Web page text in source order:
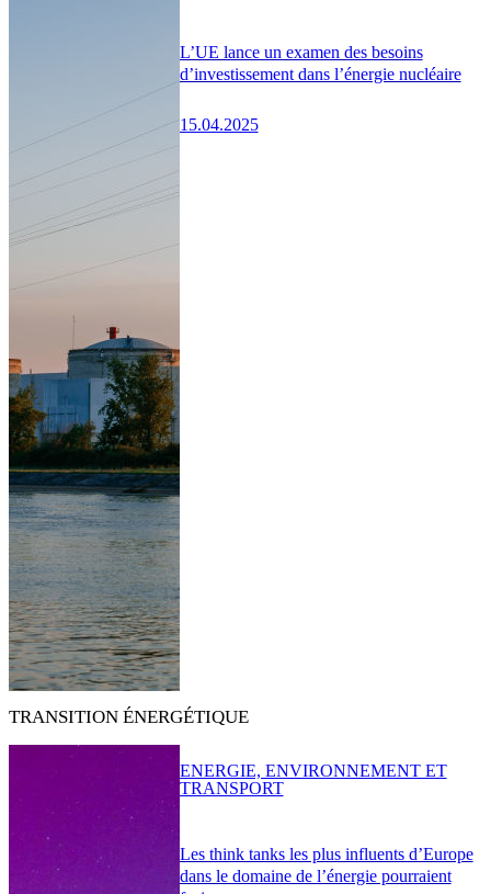
L’UE lance un examen des besoins
d’investissement dans l’énergie nucléaire
15.04.2025
TRANSITION ÉNERGÉTIQUE
Les think tanks les plus influents d’Europe
dans le domaine de l’énergie pourraient
ENERGIE, ENVIRONNEMENT ET
TRANSPORT